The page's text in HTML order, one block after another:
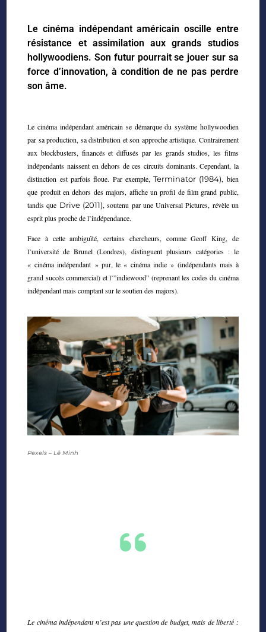
Le cinéma indépendant américain oscille entre
résistance et assimilation aux grands studios
hollywoodiens. Son futur pourrait se jouer sur sa
force d’innovation, à condition de ne pas perdre
son âme.
Le cinéma indépendant américain se démarque du système hollywoodien
par sa production, sa distribution et son approche artistique. Contrairement
aux blockbusters, financés et diffusés par les grands studios, les films
indépendants naissent en dehors de ces circuits dominants. Cependant, la
distinction est parfois floue. Par exemple,Terminator (1984), bien
que produit en dehors des majors, affiche un profil de film grand public,
tandis que Drive (2011), soutenu par une Universal Pictures, révèle un
esprit plus proche de l’indépendance.
Face à cette ambiguïté, certains chercheurs, comme Geoff King, de
l’université de Brunel (Londres), distinguent plusieurs catégories : le
« cinéma indépendant » pur, le « cinéma indie » (indépendants mais à
grand succès commercial) et l’”indiewood” (reprenant les codes du cinéma
indépendant mais comptant sur le soutien des majors).
Pexels – Lê Minh
Le cinéma indépendant n’est pas une question de budget, mais de liberté :